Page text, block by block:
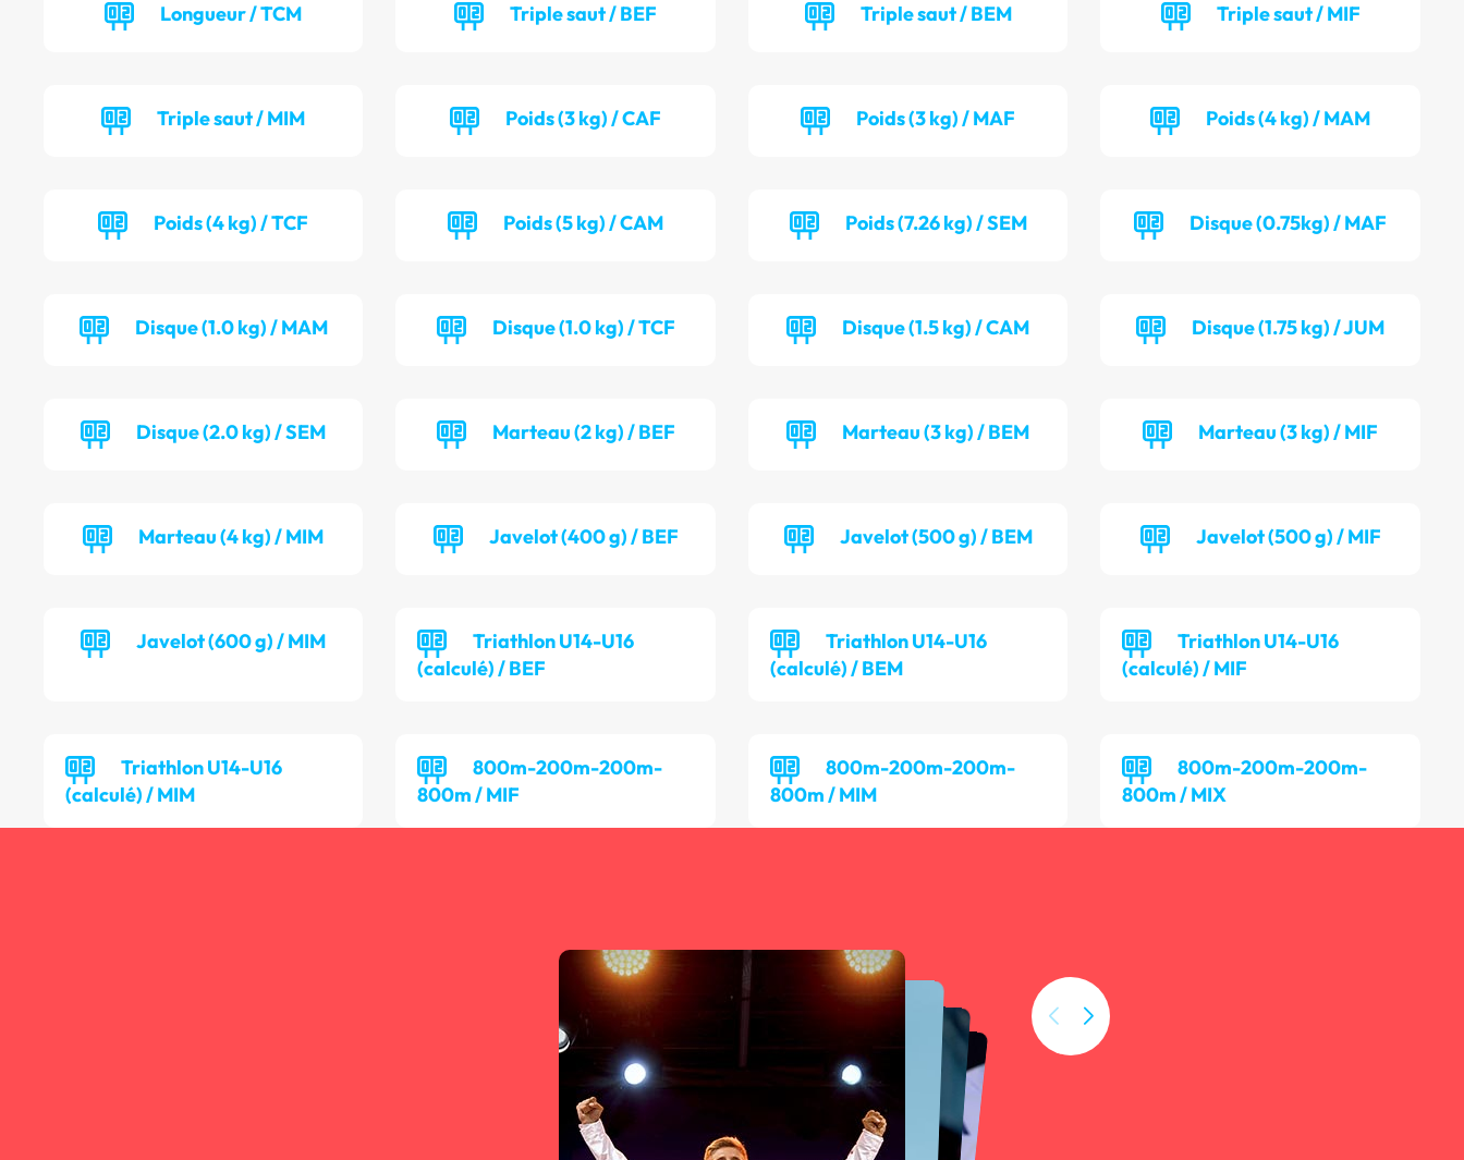
Longueur / TCM Triple saut / BEF Triple saut / BEM Triple saut / MIF
Triple saut / MIM Poids (3 kg) / CAF Poids (3 kg) / MAF Poids (4 kg) / MAM
Poids (4 kg) / TCF Poids (5 kg) / CAM Poids (7.26 kg) / SEM Disque (0.75kg) / MAF
Disque (1.0 kg) / MAM Disque (1.0 kg) / TCF Disque (1.5 kg) / CAM Disque (1.75 kg) / JUM
Disque (2.0 kg) / SEM Marteau (2 kg) / BEF Marteau (3 kg) / BEM Marteau (3 kg) / MIF
Marteau (4 kg) / MIM Javelot (400 g) / BEF Javelot (500 g) / BEM Javelot (500 g) / MIF
Javelot (600 g) / MIM
Triathlon U14-U16
(calculé) / BEF
Triathlon U14-U16
(calculé) / BEM
Triathlon U14-U16
(calculé) / MIF
Triathlon U14-U16
(calculé) / MIM
800m-200m-200m-
800m / MIF
800m-200m-200m-
800m / MIM
800m-200m-200m-
800m / MIX